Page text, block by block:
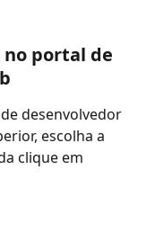
no portal de
desenvolvedor
escolha a
clique em